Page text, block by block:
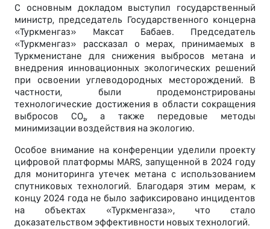
С основным докладом выступил государственный
министр, председатель Государственного концерна
«Туркменгаз» Максат Бабаев. Председатель
«Туркменгаз» рассказал о мерах, принимаемых в
Туркменистане для снижения выбросов метана и
внедрения инновационных экологических решений
при освоении углеводородных месторождений. В
частности, были продемонстрированы
технологические достижения в области сокращения
выбросов CO₂, а также передовые методы
минимизации воздействия на экологию.
Особое внимание на конференции уделили проекту
цифровой платформы MARS, запущенной в 2024 году
для мониторинга утечек метана с использованием
спутниковых технологий. Благодаря этим мерам, к
концу 2024 года не было зафиксировано инцидентов
на объектах «Туркменгаза», что стало
доказательством эффективности новых технологий.